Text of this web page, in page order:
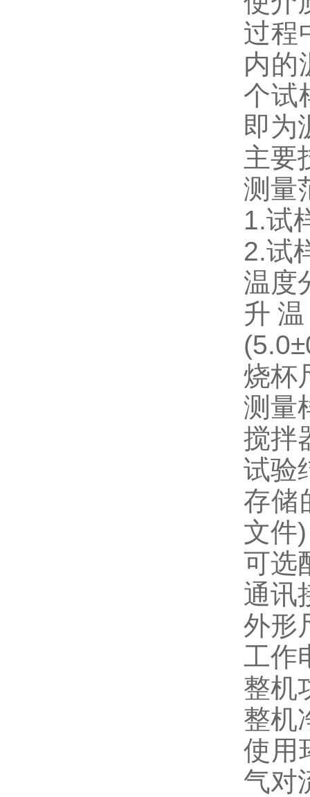
过程
内的
个试
即为
主要
测量
1.试
2.试
温度
升
烧杯
测量
搅拌
试验
存储
文件
可选
通讯
外形
工作
整机
整机
使用
气对